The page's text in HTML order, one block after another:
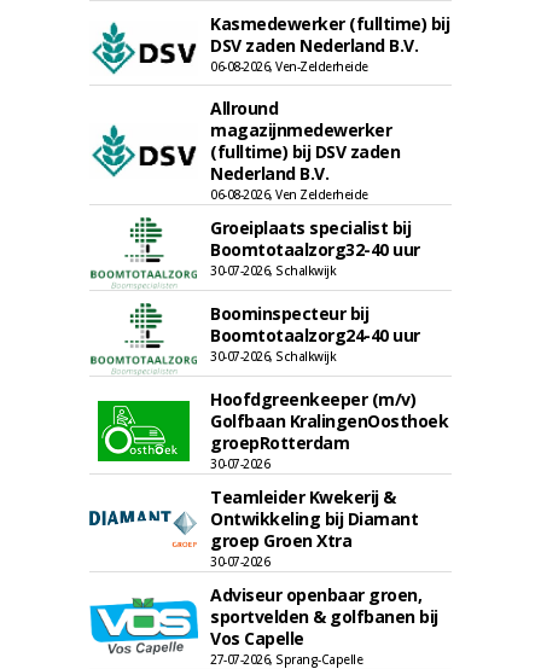
Kasmedewerker (fulltime) bij
DSV zaden Nederland B.V.
06-08-2026, Ven-Zelderheide
Allround
magazijnmedewerker
(fulltime) bij DSV zaden
Nederland B.V.
06-08-2026, Ven Zelderheide
Groeiplaats specialist bij
Boomtotaalzorg32-40 uur
30-07-2026, Schalkwijk
Boominspecteur bij
Boomtotaalzorg24-40 uur
30-07-2026, Schalkwijk
Hoofdgreenkeeper (m/v)
Golfbaan KralingenOosthoek
groepRotterdam
30-07-2026
Teamleider Kwekerij &
Ontwikkeling bij Diamant
groep Groen Xtra
30-07-2026
Adviseur openbaar groen,
sportvelden & golfbanen bij
Vos Capelle
27-07-2026, Sprang-Capelle